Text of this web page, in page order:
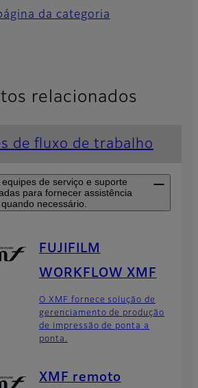
da categoria
relacionados
de fluxo de trabalho
de serviço e suporte
para fornecer assistência
quando necessário.
FUJIFILM
WORKFLOW XMF
O XMF fornece solução de
gerenciamento de produção
de impressão de ponta a
ponta.
XMF remoto